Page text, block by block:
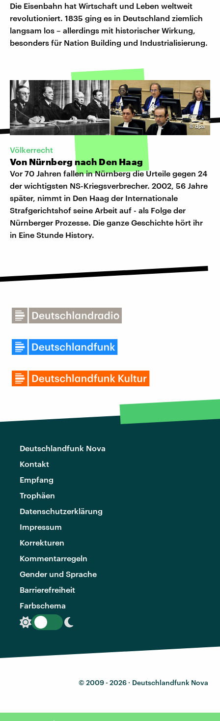
Die Eisenbahn hat Wirtschaft und Leben weltweit
revolutioniert. 1835 ging es in Deutschland ziemlich
langsam los – allerdings mit historischer Wirkung,
besonders für Nation Building und Industrialisierung.
©dpa
Völkerrecht
Von Nürnberg nach Den Haag
Vor 70 Jahren fallen in Nürnberg die Urteile gegen 24
der wichtigsten NS-Kriegsverbrecher. 2002, 56 Jahre
später, nimmt in Den Haag der Internationale
Strafgerichtshof seine Arbeit auf - als Folge der
Nürnberger Prozesse. Die ganze Geschichte hört ihr
in Eine Stunde History.
Deutschlandfunk Nova
Kontakt
Empfang
Trophäen
Datenschutzerklärung
Impressum
Korrekturen
Kommentarregeln
Gender und Sprache
Barrierefreiheit
Farbschema
© 2009 - 2026 · Deutschlandfunk Nova